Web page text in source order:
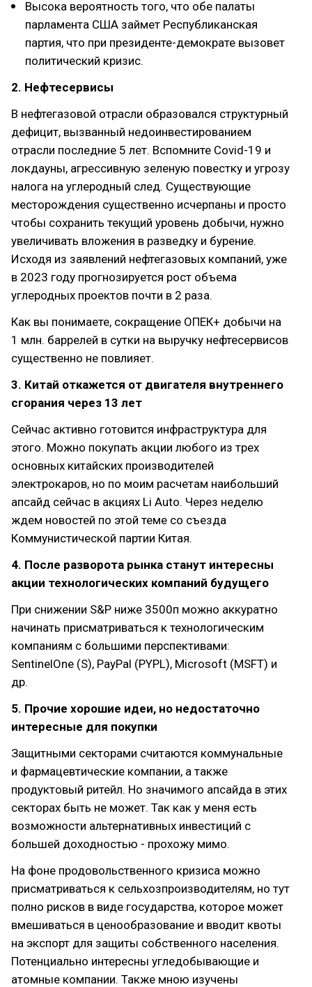
Высока вероятность того, что обе палаты
парламента США займет Республиканская
партия, что при президенте-демократе вызовет
политический кризис.
2. Нефтесервисы
В нефтегазовой отрасли образовался структурный
дефицит, вызванный недоинвестированием
отрасли последние 5 лет. Вспомните Covid-19 и
локдауны, агрессивную зеленую повестку и угрозу
налога на углеродный след. Существующие
месторождения существенно исчерпаны и просто
чтобы сохранить текущий уровень добычи, нужно
увеличивать вложения в разведку и бурение.
Исходя из заявлений нефтегазовых компаний, уже
в 2023 году прогнозируется рост объема
углеродных проектов почти в 2 раза.
Как вы понимаете, сокращение ОПЕК+ добычи на
1 млн. баррелей в сутки на выручку нефтесервисов
существенно не повлияет.
3. Китай откажется от двигателя внутреннего
сгорания через 13 лет
Сейчас активно готовится инфраструктура для
этого. Можно покупать акции любого из трех
основных китайских производителей
электрокаров, но по моим расчетам наибольший
апсайд сейчас в акциях Li Auto. Через неделю
ждем новостей по этой теме со съезда
Коммунистической партии Китая.
4. После разворота рынка станут интересны
акции технологических компаний будущего
При снижении S&P ниже 3500п можно аккуратно
начинать присматриваться к технологическим
компаниям с большими перспективами:
SentinelOne (S), PayPal (PYPL), Microsoft (MSFT) и
др.
5. Прочие хорошие идеи, но недостаточно
интересные для покупки
Защитными секторами считаются коммунальные
и фармацевтические компании, а также
продуктовый ритейл. Но значимого апсайда в этих
секторах быть не может. Так как у меня есть
возможности альтернативных инвестиций с
большей доходностью - прохожу мимо.
На фоне продовольственного кризиса можно
присматриваться к сельхозпроизводителям, но тут
полно рисков в виде государства, которое может
вмешиваться в ценообразование и вводит квоты
на экспорт для защиты собственного населения.
Потенциально интересны угледобывающие и
атомные компании. Также мною изучены